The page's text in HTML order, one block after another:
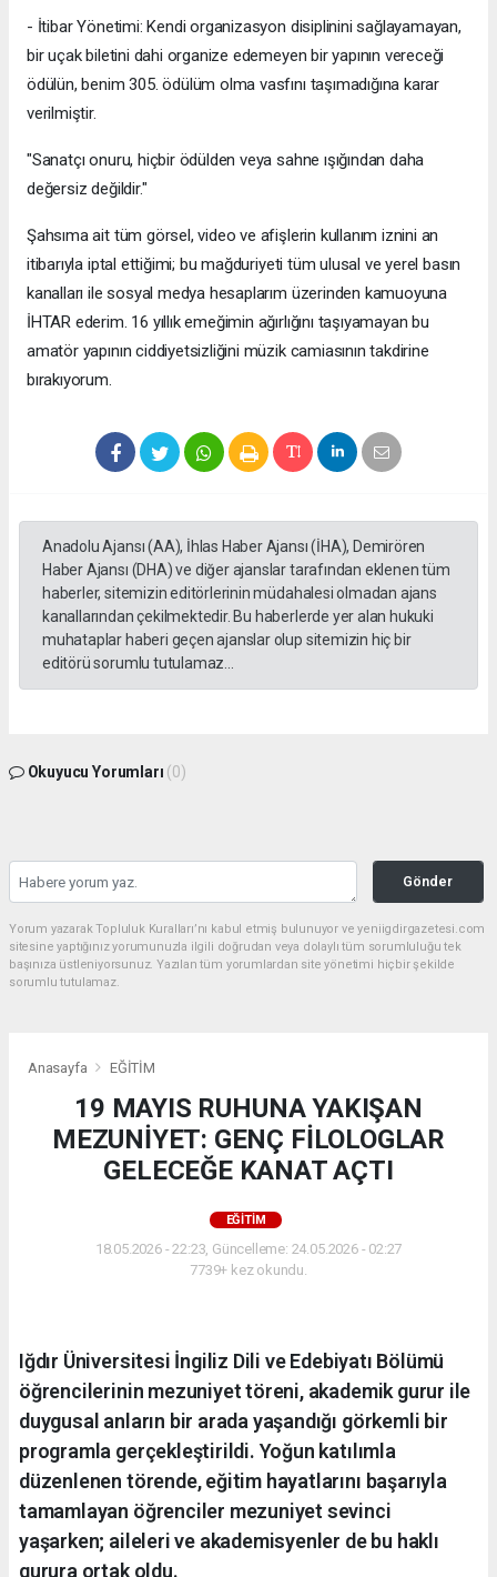
- İtibar Yönetimi: Kendi organizasyon disiplinini sağlayamayan,
bir uçak biletini dahi organize edemeyen bir yapının vereceği
ödülün, benim 305. ödülüm olma vasfını taşımadığına karar
verilmiştir.
"Sanatçı onuru, hiçbir ödülden veya sahne ışığından daha
değersiz değildir."
Şahsıma ait tüm görsel, video ve afişlerin kullanım iznini an
itibarıyla iptal ettiğimi; bu mağduriyeti tüm ulusal ve yerel basın
kanalları ile sosyal medya hesaplarım üzerinden kamuoyuna
İHTAR ederim. 16 yıllık emeğimin ağırlığını taşıyamayan bu
amatör yapının ciddiyetsizliğini müzik camiasının takdirine
bırakıyorum.
Anadolu Ajansı (AA), İhlas Haber Ajansı (İHA), Demirören
Haber Ajansı (DHA) ve diğer ajanslar tarafından eklenen tüm
haberler, sitemizin editörlerinin müdahalesi olmadan ajans
kanallarından çekilmektedir. Bu haberlerde yer alan hukuki
muhataplar haberi geçen ajanslar olup sitemizin hiç bir
editörü sorumlu tutulamaz...
Okuyucu Yorumları (0)
Gönder
Yorum yazarak Topluluk Kuralları’nı kabul etmiş bulunuyor ve yeniigdirgazetesi.com
sitesine yaptığınız yorumunuzla ilgili doğrudan veya dolaylı tüm sorumluluğu tek
başınıza üstleniyorsunuz. Yazılan tüm yorumlardan site yönetimi hiçbir şekilde
sorumlu tutulamaz.
Anasayfa EĞİTİM
19 MAYIS RUHUNA YAKIŞAN
MEZUNİYET: GENÇ FİLOLOGLAR
GELECEĞE KANAT AÇTI
EĞİTİM
18.05.2026 - 22:23, Güncelleme: 24.05.2026 - 02:27
7739+ kez okundu.
Iğdır Üniversitesi İngiliz Dili ve Edebiyatı Bölümü
öğrencilerinin mezuniyet töreni, akademik gurur ile
duygusal anların bir arada yaşandığı görkemli bir
programla gerçekleştirildi. Yoğun katılımla
düzenlenen törende, eğitim hayatlarını başarıyla
tamamlayan öğrenciler mezuniyet sevinci
yaşarken; aileleri ve akademisyenler de bu haklı
gurura ortak oldu.